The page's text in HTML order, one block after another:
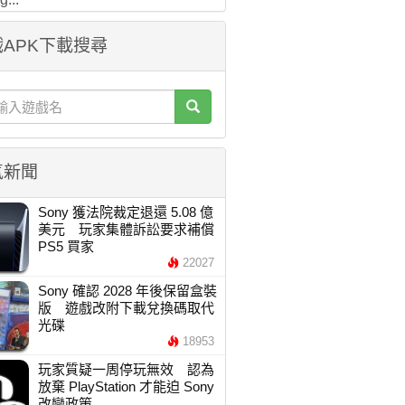
下載搜尋
聞
Sony 獲法院裁定退還 5.08 億
美元 玩家集體訴訟要求補償
PS5 買家
22027
Sony 確認 2028 年後保留盒裝
版 遊戲改附下載兌換碼取代
光碟
18953
玩家質疑一周停玩無效 認為
放棄 PlayStation 才能迫 Sony